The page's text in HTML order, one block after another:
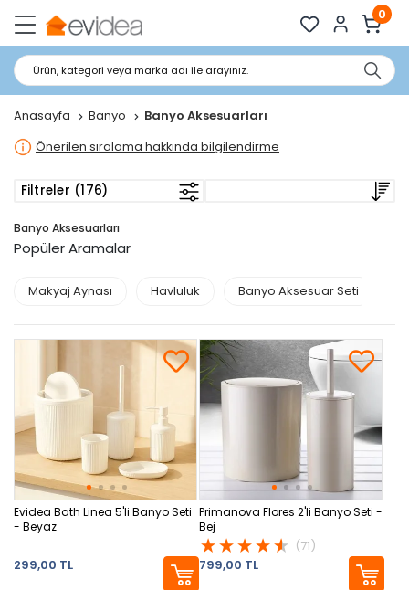
0
Ürün, kategori veya marka adı ile arayınız.
Anasayfa Banyo Banyo Aksesuarları
Önerilen sıralama hakkında bilgilendirme
Filtreler (176)
Banyo Aksesuarları
Popüler Aramalar
Makyaj Aynası Havluluk Banyo Aksesuar Seti
Evidea Bath Linea 5'li Banyo Seti
- Beyaz
299,00 TL
Primanova Flores 2'li Banyo Seti -
Bej
(71)
799,00 TL